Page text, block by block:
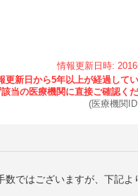
情報更新日時:
(医療機関
ではございますが、下記よ